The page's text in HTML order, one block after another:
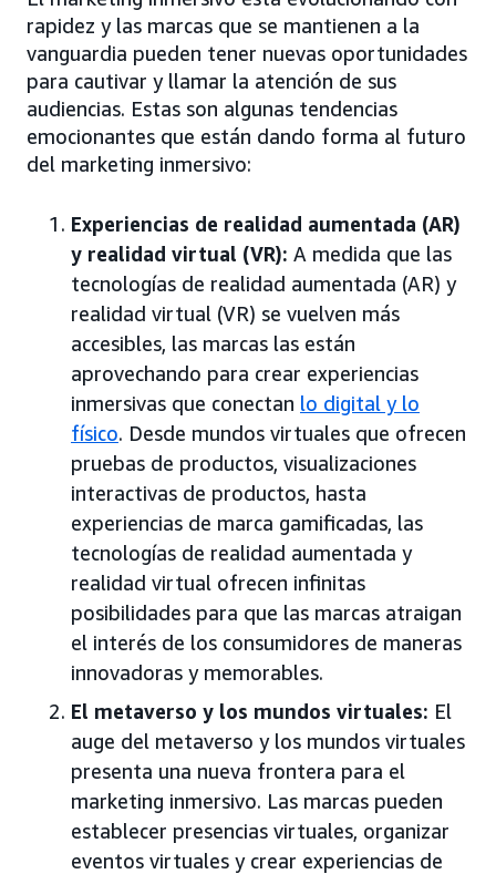
rapidez y las marcas que se mantienen a la
vanguardia pueden tener nuevas oportunidades
para cautivar y llamar la atención de sus
audiencias. Estas son algunas tendencias
emocionantes que están dando forma al futuro
del marketing inmersivo:
Experiencias de realidad aumentada (AR)
y realidad virtual (VR): A medida que las
tecnologías de realidad aumentada (AR) y
realidad virtual (VR) se vuelven más
accesibles, las marcas las están
aprovechando para crear experiencias
inmersivas que conectan lo digital y lo
físico. Desde mundos virtuales que ofrecen
pruebas de productos, visualizaciones
interactivas de productos, hasta
experiencias de marca gamificadas, las
tecnologías de realidad aumentada y
realidad virtual ofrecen infinitas
posibilidades para que las marcas atraigan
el interés de los consumidores de maneras
innovadoras y memorables.
El metaverso y los mundos virtuales: El
auge del metaverso y los mundos virtuales
presenta una nueva frontera para el
marketing inmersivo. Las marcas pueden
establecer presencias virtuales, organizar
eventos virtuales y crear experiencias de